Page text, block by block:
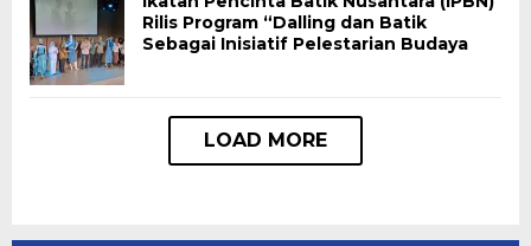
Rilis Program “Dalling dan Batik
Sebagai Inisiatif Pelestarian Budaya